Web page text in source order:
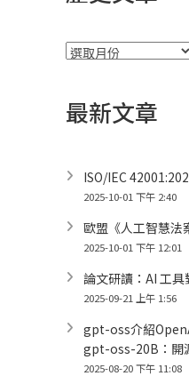
彙
最新文章
ISO/IEC
2025-10-01 下午 2:40
歐盟《人工智慧法
2025-10-01 下午 12:01
論文研讀：AI 工
2025-09-21 上午 1:56
gpt-oss介紹
gpt-oss-20B：開
2025-08-20 下午 11:08